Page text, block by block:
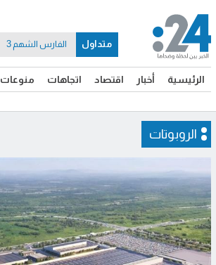
الرئيسية أخبار اقتصاد اتجاهات منوعات
متداول الفارس الشهم 3
الروبوتات